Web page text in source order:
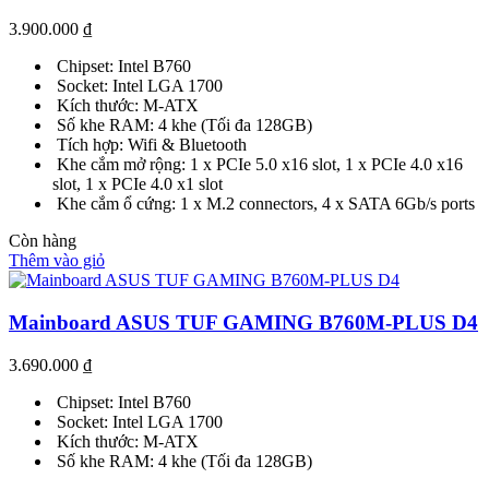
3.900.000 ₫
Chipset: Intel B760
Socket: Intel LGA 1700
Kích thước: M-ATX
Số khe RAM: 4 khe (Tối đa 128GB)
Tích hợp: Wifi & Bluetooth
Khe cắm mở rộng: 1 x PCIe 5.0 x16 slot, 1 x PCIe 4.0 x16
slot, 1 x PCIe 4.0 x1 slot
Khe cắm ổ cứng: 1 x M.2 connectors, 4 x SATA 6Gb/s ports
Còn hàng
Thêm vào giỏ
Mainboard ASUS TUF GAMING B760M-PLUS D4
3.690.000 ₫
Chipset: Intel B760
Socket: Intel LGA 1700
Kích thước: M-ATX
Số khe RAM: 4 khe (Tối đa 128GB)